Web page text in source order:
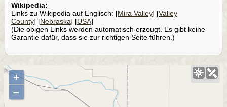
Wikipedia:
Links zu Wikipedia auf Englisch: [Mira Valley] [Valley
County] [Nebraska] [USA]
(Die obigen Links werden automatisch erzeugt. Es gibt keine
Garantie dafür, dass sie zur richtigen Seite führen.)
+
–